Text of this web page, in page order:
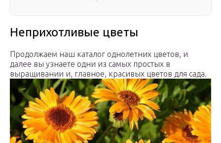
Неприхотливые цветы
Продолжаем наш каталог однолетних цветов, и
далее вы узнаете одни из самых простых в
выращивании и, главное, красивых цветов для сада.